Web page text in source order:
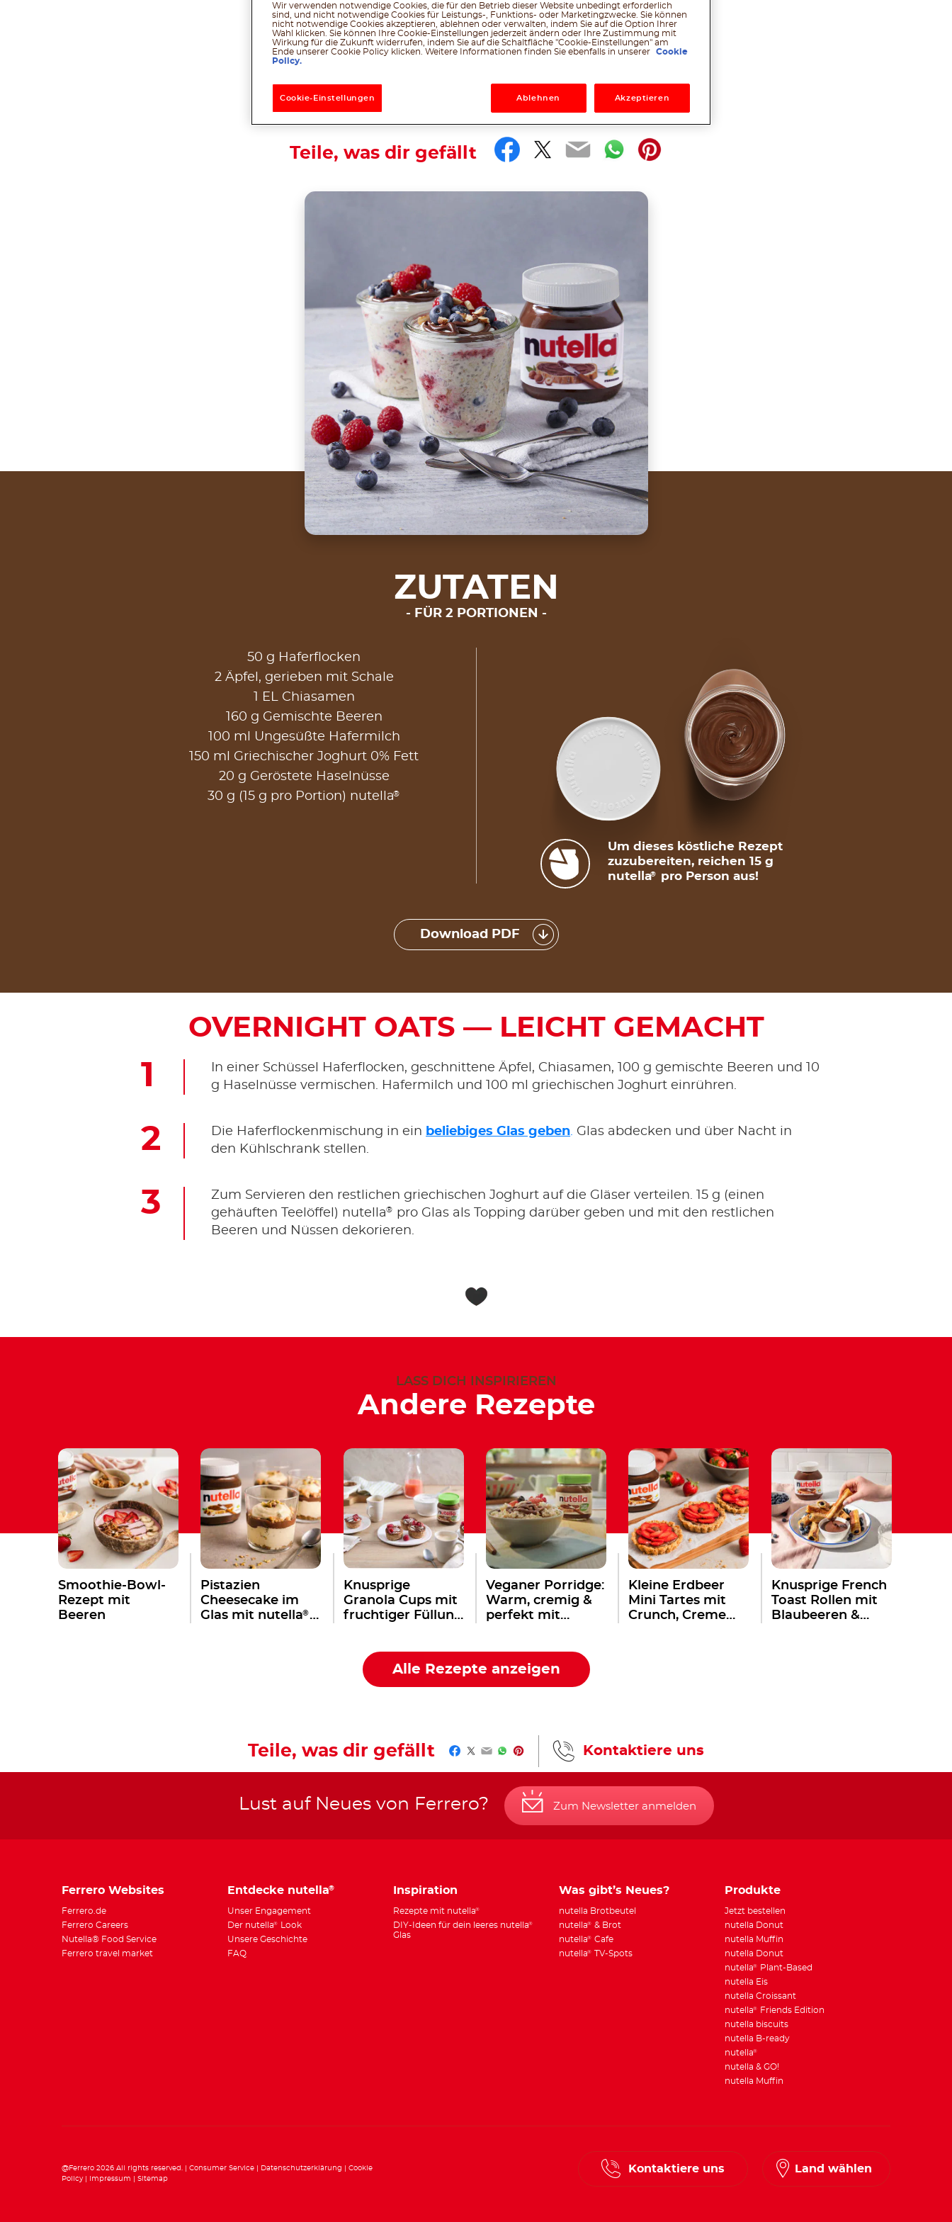
Joghurt, Chiasamen und frischen Beeren aus und starte gut in
den Tag!
Teile, was dir gefällt Facebook
Twitter
EmailWhatsApp
Pinterest
ZUTATEN
FÜR 2 PORTIONEN
50 g Haferflocken
2 Äpfel, gerieben mit Schale
1 EL Chiasamen
160 g Gemischte Beeren
100 ml Ungesüßte Hafermilch
150 ml Griechischer Joghurt 0% Fett
20 g Geröstete Haselnüsse
30 g (15 g pro Portion) nutella®
Um dieses köstliche Rezept
zuzubereiten, reichen 15 g
nutella® pro Person aus!
Download PDF
OVERNIGHT OATS — LEICHT GEMACHT
In einer Schüssel Haferflocken, geschnittene Äpfel, Chiasamen, 100 g gemischte Beeren und 10
g Haselnüsse vermischen. Hafermilch und 100 ml griechischen Joghurt einrühren.
Die Haferflockenmischung in ein beliebiges Glas geben. Glas abdecken und über Nacht in
den Kühlschrank stellen.
Zum Servieren den restlichen griechischen Joghurt auf die Gläser verteilen. 15 g (einen
gehäuften Teelöffel) nutella®
pro Glas als Topping darüber geben und mit den restlichen
Beeren und Nüssen dekorieren.
LASS DICH INSPIRIEREN
Andere Rezepte
Smoothie-Bowl-
Rezept mit
Beeren
Pistazien
Cheesecake im
Glas mit nutella®–
Knusprige
Granola Cups mit
fruchtiger Füllung
Veganer Porridge:
Warm, cremig &
perfekt mit
Kleine Erdbeer
Mini Tartes mit
Crunch, Creme
Knusprige French
Toast Rollen mit
Blaubeeren &
Alle Rezepte anzeigen
Teile, was dir gefällt Facebook
Twitter
EmailWhatsApp
Pinterest Kontaktiere uns
Lust auf Neues von Ferrero? Zum Newsletter anmelden
Ferrero Websites
Ferrero.de
Ferrero Careers
Nutella® Food Service
Ferrero travel market
Entdecke nutella®
Unser Engagement
Der nutella®
Look
Unsere Geschichte
FAQ
Inspiration
Rezepte mit nutella®
DIY-Ideen für dein leeres nutella®
Glas
Was gibt’s Neues?
nutella Brotbeutel
nutella® & Brot
nutella® Cafe
nutella® TV-Spots
Produkte
Jetzt bestellen
nutella Donut
nutella Muffin
nutella Donut
nutella®
Plant-Based
nutella Eis
nutella Croissant
nutella®
Friends Edition
nutella biscuits
nutella B-ready
nutella®
nutella & GO!
nutella Muffin
Kontaktiere uns Land wählen
@Ferrero 2026 All rights reserved. Consumer Service Datenschutzerklärung
Cookie
Policy
Impressum Sitemap
Wir verwenden notwendige Cookies, die für den Betrieb dieser Website unbedingt erforderlich
sind, und nicht notwendige Cookies für Leistungs-, Funktions- oder Marketingzwecke. Sie können
nicht notwendige Cookies akzeptieren, ablehnen oder verwalten, indem Sie auf die Option Ihrer
Wahl klicken. Sie können Ihre Cookie-Einstellungen jederzeit ändern oder Ihre Zustimmung mit
Wirkung für die Zukunft widerrufen, indem Sie auf die Schaltfläche "Cookie-Einstellungen" am
Ende unserer Cookie Policy klicken. Weitere Informationen finden Sie ebenfalls in unserer
Cookie
Policy.
Ablehnen Akzeptieren
Cookie-Einstellungen